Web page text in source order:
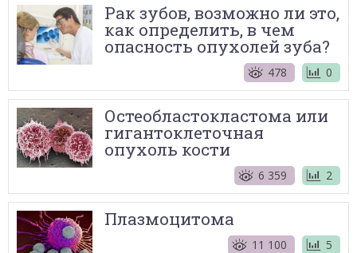
Рак зубов, возможно ли это,
как определить, в чем
опасность опухолей зуба?
478 0
Остеобластокластома или
гигантоклеточная
опухоль кости
6 359 2
Плазмоцитома
11 100 5